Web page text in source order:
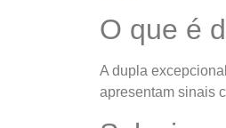
O que é
A dupla
apresentam sinais